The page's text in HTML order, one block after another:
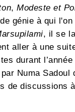
,Modeste et
génie à qui l'on
, il se
aller à une
durant l’année
Numa Sadoul
de discussions